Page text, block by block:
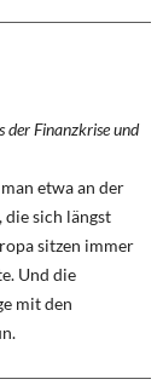
der Finanzkrise und
etwa an der
sich längst
sitzen immer
Und die
mit den